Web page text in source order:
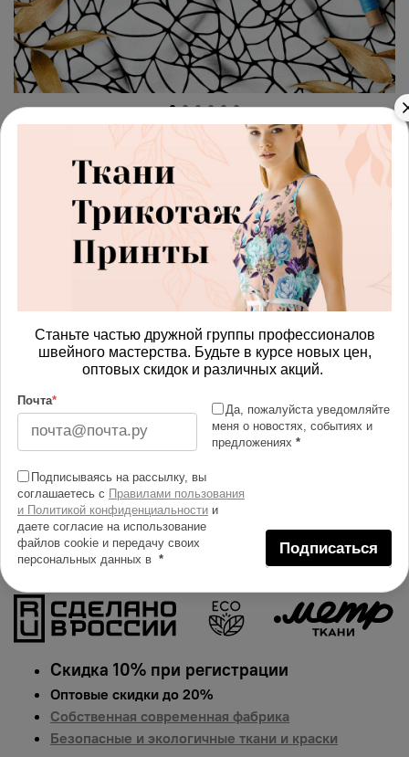
(0) арт.42871092_muslin
Ткань муслин крупная чёрная
паутина на белом фоне
Получить доступ к оптовым ценам
815.00 руб
В корзину
Изменить масштаб
Купить в 1 клик
Добавить в сравнение
Описание тканей
Яркий и сочный принт на ткани муслин. Гарантированная
долговечность цвета, идеально подходит для одежды,
домашнего текстиля и аксессуаров.
Цена указана за 1
п.м.
Скидка 10% при регистрации
Оптовые скидки до 20%
Собственная современная фабрика
Безопасные и экологичные ткани и краски
Станьте частью дружной группы профессионалов
швейного мастерства. Будьте в курсе новых цен,
оптовых скидок и различных акций.
Почта*
Да, пожалуйста уведомляйте
меня о новостях, событиях и
предложениях *
Подписываясь на рассылку, вы
соглашаетесь с Правилами пользования
и Политикой конфиденциальности и
даете согласие на использование
файлов cookie и передачу своих
персональных данных в *
Подписаться